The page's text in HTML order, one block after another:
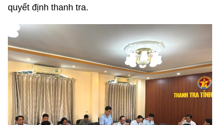
quyết định thanh tra.